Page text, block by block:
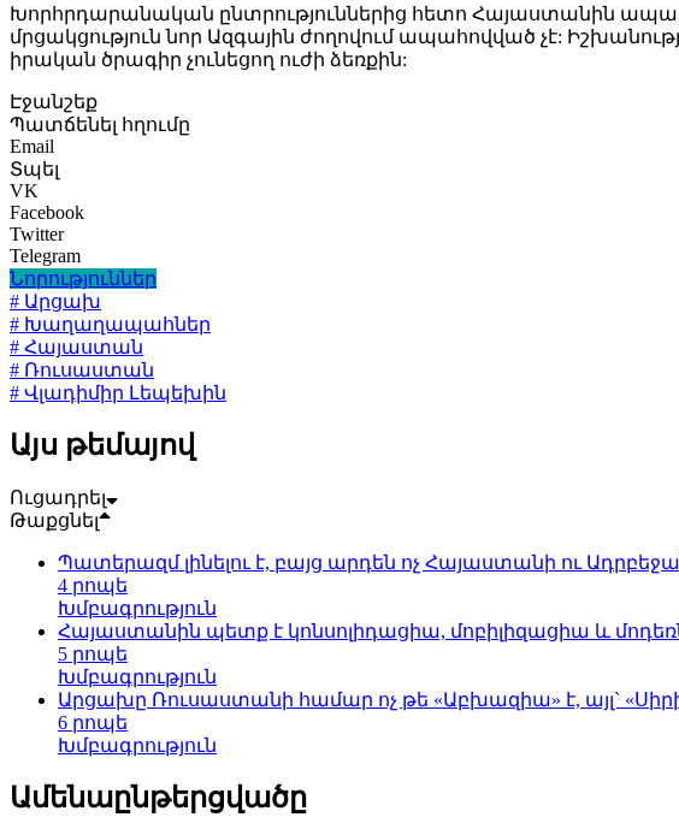
Խորհրդարանական ընտրություններից հետո Հայաստանին
մրցակցություն նոր Ազգային ժողովում ապահովված չէ:
իրական ծրագիր չունեցող ուժի ձեռքին:
Էջանշեք
Պատճենել հղումը
Email
Տպել
VK
Facebook
Twitter
Telegram
Նորություններ
# Արցախ
# Խաղաղապահներ
# Հայաստան
# Ռուսաստան
# Վլադիմիր Լեպեխին
Այս թեմայով
Ուցադրել
Թաքցնել
Պատերազմ լինելու է, բայց արդեն ոչ Հայաստանի ու
4 րոպե
Խմբագրություն
Հայաստանին պետք է կոնսոլիդացիա, մոբիլիզացիա և
5 րոպե
Խմբագրություն
Արցախը Ռուսաստանի համար ոչ թե «Աբխազիա» է, այլ`
6 րոպե
Խմբագրություն
Ամենաընթերցվածը